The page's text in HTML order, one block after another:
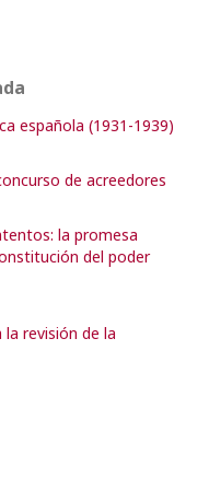
española (1931-1939)
de acreedores
la promesa
del poder
revisión de la